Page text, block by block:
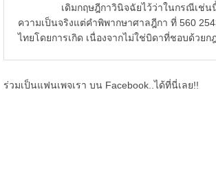
เดิมกฤษฎีกาวินิจฉัยไว้ว่าในกรณีเช่นนี้
ความเป็นจริงแต่คำพิพากษาศาลฎีกา ที่ 560
ไทยโดยการเกิด เนื่องจากไม่ใช่บิดาที่ชอบด้ว
ร่วมเป็นแฟนเพจเรา บน Facebook..ได้ที่นี่เลย!!